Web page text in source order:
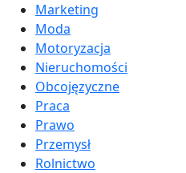
Marketing
Moda
Motoryzacja
Nieruchomości
Obcojęzyczne
Praca
Prawo
Przemysł
Rolnictwo